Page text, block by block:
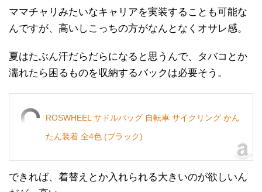
ママチャリみたいなキャリアを実装することも可能な
んですが、高いしこっちの方がなんとなくオサレ感。
夏はたぶん汗だらだらになると思うんで、タバコとか
濡れたら困るものを収納するバックは必要そう。
ROSWHEEL サドルバッグ 自転車 サイクリング かん
たん装着 全4色 (ブラック)
できれば、着替えとか入れられる大きいのが欲しいん